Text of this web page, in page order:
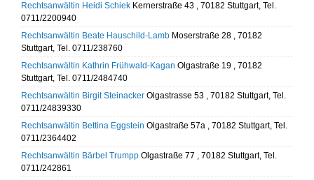
Rechtsanwältin Heidi Schiek Kernerstraße 43 , 70182 Stuttgart, Tel.
0711/2200940
Rechtsanwältin Beate Hauschild-Lamb Moserstraße 28 , 70182
Stuttgart, Tel. 0711/238760
Rechtsanwältin Kathrin Frühwald-Kagan Olgastraße 19 , 70182
Stuttgart, Tel. 0711/2484740
Rechtsanwältin Birgit Steinacker Olgastrasse 53 , 70182 Stuttgart, Tel.
0711/24839330
Rechtsanwältin Bettina Eggstein Olgastraße 57a , 70182 Stuttgart, Tel.
0711/2364402
Rechtsanwältin Bärbel Trumpp Olgastraße 77 , 70182 Stuttgart, Tel.
0711/242861